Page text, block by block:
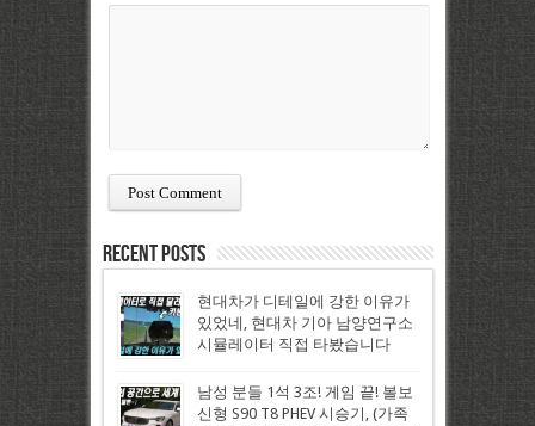
Recent Posts
현대차가 디테일에 강한 이유가
있었네, 현대차 기아 남양연구소
시뮬레이터 직접 타봤습니다
남성 분들 1석 3조! 게임 끝! 볼보
신형 S90 T8 PHEV 시승기, (가족